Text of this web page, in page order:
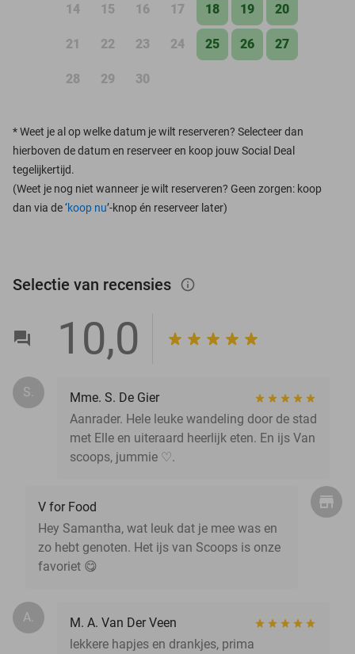
14 15 16 17 18 19 20
21 22 23 24 25 26 27
28 29 30
*Weet je al op welke datum je wilt reserveren? Selecteer dan
hierboven de datum en reserveer en koop jouw Social Deal
tegelijkertijd.
(Weet je nog niet wanneer je wilt reserveren? Geen zorgen: koop
dan via de ‘koop nu’-knop én reserveer later)
Selectie van recensies info_outlined
10,0
S.
Mme. S. De Gier
Aanrader. Hele leuke wandeling door de stad
met Elle en uiteraard heerlijk eten. En ijs Van
scoops, jummie ♡.
V for Food
Hey Samantha, wat leuk dat je mee was en
zo hebt genoten. Het ijs van Scoops is onze
favoriet 😋
A.
M. A. Van Der Veen
lekkere hapjes en drankjes, prima